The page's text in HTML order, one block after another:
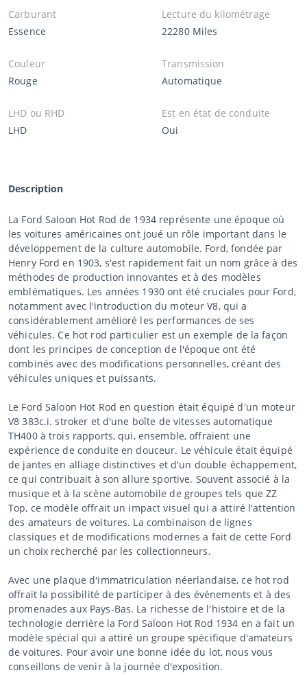
Carburant
Essence
Lecture du kilométrage
22280 Miles
Couleur
Rouge
Transmission
Automatique
LHD ou RHD
LHD
Est en état de conduite
Oui
Description
La Ford Saloon Hot Rod de 1934 représente une époque où
les voitures américaines ont joué un rôle important dans le
développement de la culture automobile. Ford, fondée par
Henry Ford en 1903, s'est rapidement fait un nom grâce à des
méthodes de production innovantes et à des modèles
emblématiques. Les années 1930 ont été cruciales pour Ford,
notamment avec l'introduction du moteur V8, qui a
considérablement amélioré les performances de ses
véhicules. Ce hot rod particulier est un exemple de la façon
dont les principes de conception de l'époque ont été
combinés avec des modifications personnelles, créant des
véhicules uniques et puissants.
Le Ford Saloon Hot Rod en question était équipé d'un moteur
V8 383c.i. stroker et d'une boîte de vitesses automatique
TH400 à trois rapports, qui, ensemble, offraient une
expérience de conduite en douceur. Le véhicule était équipé
de jantes en alliage distinctives et d'un double échappement,
ce qui contribuait à son allure sportive. Souvent associé à la
musique et à la scène automobile de groupes tels que ZZ
Top, ce modèle offrait un impact visuel qui a attiré l'attention
des amateurs de voitures. La combinaison de lignes
classiques et de modifications modernes a fait de cette Ford
un choix recherché par les collectionneurs.
Avec une plaque d'immatriculation néerlandaise, ce hot rod
offrait la possibilité de participer à des événements et à des
promenades aux Pays-Bas. La richesse de l'histoire et de la
technologie derrière la Ford Saloon Hot Rod 1934 en a fait un
modèle spécial qui a attiré un groupe spécifique d'amateurs
de voitures. Pour avoir une bonne idée du lot, nous vous
conseillons de venir à la journée d'exposition.